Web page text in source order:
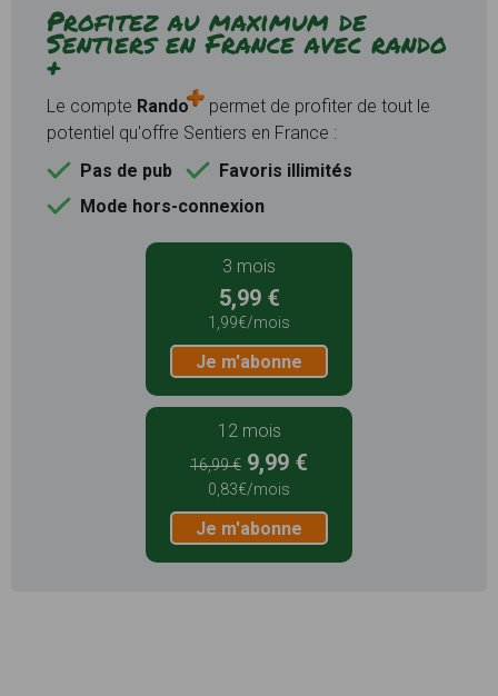
Profitez au maximum de
Sentiers en France avec rando
+
Le compte Rando
permet de profiter de tout le
potentiel qu'offre Sentiers en France :
Pas de pub
Favoris illimités
Mode hors-connexion
3 mois
5,99 €
1,99€/mois
Je m'abonne
12 mois
16,99 € 9,99 €
0,83€/mois
Je m'abonne